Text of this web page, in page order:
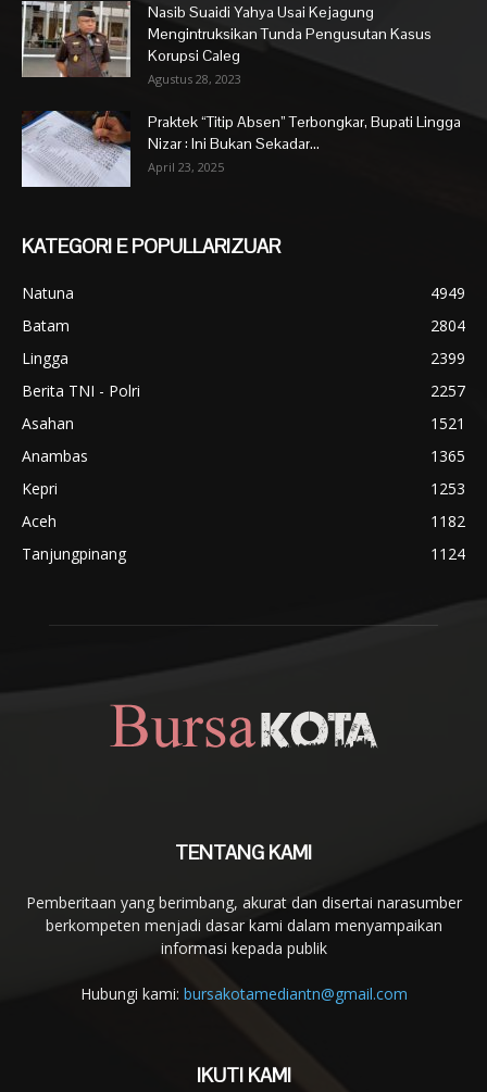
Nasib Suaidi Yahya Usai Kejagung
Mengintruksikan Tunda Pengusutan Kasus
Korupsi Caleg
Agustus 28, 2023
Praktek “Titip Absen” Terbongkar, Bupati Lingga
Nizar : Ini Bukan Sekadar...
April 23, 2025
KATEGORI E POPULLARIZUAR
Natuna
4949
Batam
2804
Lingga
2399
Berita TNI - Polri
2257
Asahan
1521
Anambas
1365
Kepri
1253
Aceh
1182
Tanjungpinang
1124
TENTANG KAMI
Pemberitaan yang berimbang, akurat dan disertai narasumber
berkompeten menjadi dasar kami dalam menyampaikan
informasi kepada publik
Hubungi kami: bursakotamediantn@gmail.com
IKUTI KAMI